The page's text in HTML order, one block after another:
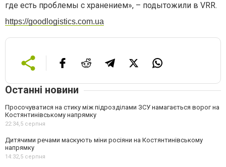
где есть проблемы с хранением», – подытожили в VRR.
https://goodlogistics.com.ua
Останні новини
Просочуватися на стику між підрозділами ЗСУ намагається ворог на
Костянтинівському напрямку
22:34,5 серпня
Дитячими речами маскують міни росіяни на Костянтинівському
напрямку
14:32,5 серпня